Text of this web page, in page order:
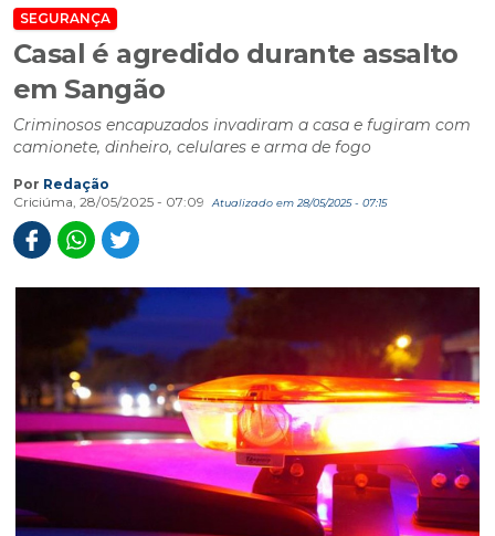
SEGURANÇA
Casal é agredido durante assalto
em Sangão
Criminosos encapuzados invadiram a casa e fugiram com
camionete, dinheiro, celulares e arma de fogo
Por Redação
Criciúma, 28/05/2025 - 07:09
Atualizado em 28/05/2025 - 07:15